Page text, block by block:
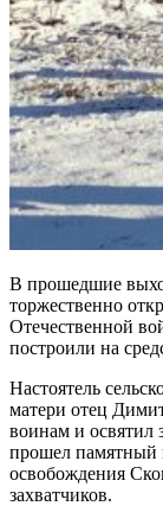
В прошедшие
торжественно
Отечественной
построили на
Настоятель
матери отец
воинам и освятил
прошел памятный
освобождения
захватчиков.